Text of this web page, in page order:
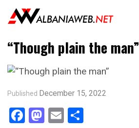
“Though plain the man”
Published December 15, 2022
Facebook
Mastodon
Email